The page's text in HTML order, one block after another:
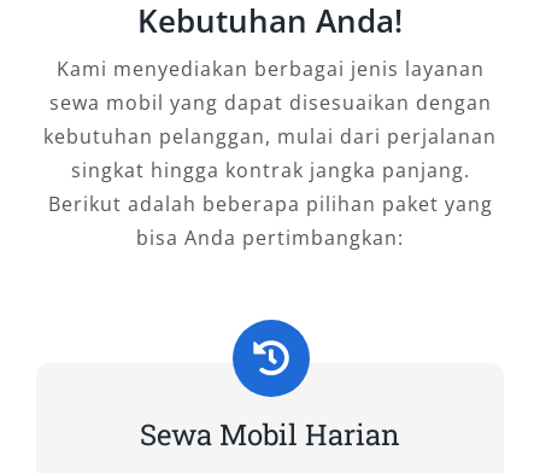
Demak yang Tepat
Memilih layanan rental mobil Demak tidak
cukup hanya melihat harga. Keputusan yang
tepat akan berdampak langsung pada
kenyamanan, keamanan, dan kelancaran
perjalanan Anda. Berikut panduan praktis yang
1. Pastikan Kredibilitas Penyedia
Pilih penyediasewa mobil Demakyang
Kebutuhan Anda!
Kami menyediakan berbagai jenis layanan
sewa mobil yang dapat disesuaikan dengan
kebutuhan pelanggan, mulai dari perjalanan
singkat hingga kontrak jangka panjang.
Berikut adalah beberapa pilihan paket yang
bisa Anda pertimbangkan:
Sewa Mobil Harian